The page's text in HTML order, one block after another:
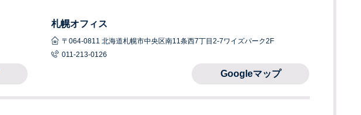
札幌オフィス
〒064-0811 北海道札幌市中央区南11条西7丁目2-7ワイズパーク2F
011-213-0126
Googleマップ